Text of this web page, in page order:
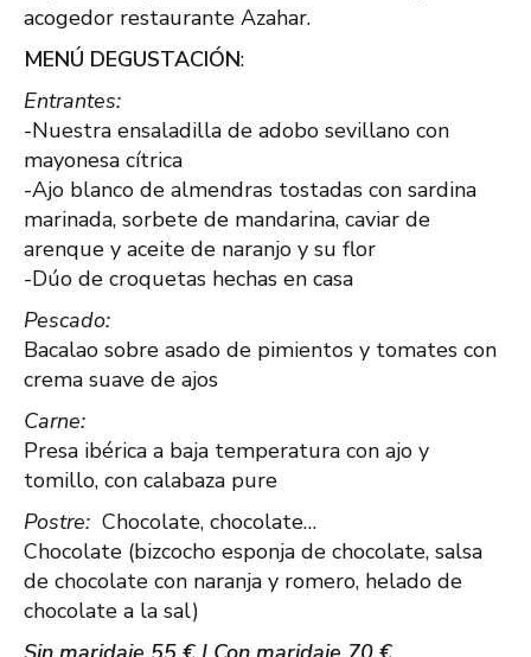
acogedor restaurante Azahar.
MENÚ DEGUSTACIÓN:
Entrantes:
-Nuestra ensaladilla de adobo sevillano con
mayonesa cítrica
-Ajo blanco de almendras tostadas con sardina
marinada, sorbete de mandarina, caviar de
arenque y aceite de naranjo y su flor
-Dúo de croquetas hechas en casa
Pescado:
Bacalao sobre asado de pimientos y tomates con
crema suave de ajos
Carne:
Presa ibérica a baja temperatura con ajo y
tomillo, con calabaza pure
Postre: Chocolate, chocolate…
Chocolate (bizcocho esponja de chocolate, salsa
de chocolate con naranja y romero, helado de
chocolate a la sal)